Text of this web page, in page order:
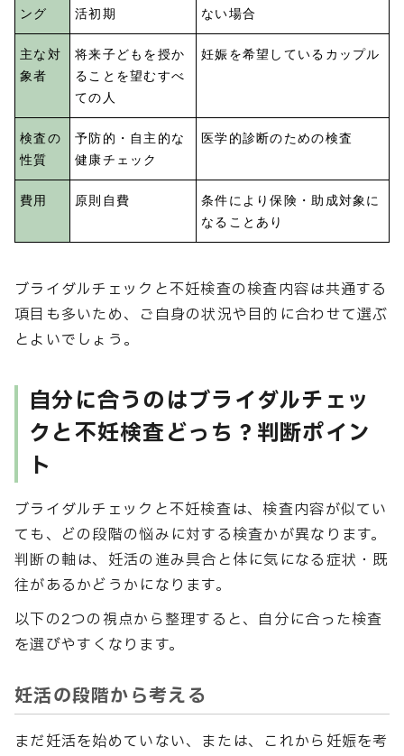
ング
活初期
ない場合
主な対
象者
将来子どもを授か
ることを望むすべ
ての人
妊娠を希望しているカップル
検査の
性質
予防的・自主的な
健康チェック
医学的診断のための検査
費用 原則自費
条件により保険・助成対象に
なることあり
ブライダルチェックと不妊検査の検査内容は共通する
項目も多いため、ご自身の状況や目的に合わせて選ぶ
とよいでしょう。
自分に合うのはブライダルチェッ
クと不妊検査どっち？判断ポイン
ト
ブライダルチェックと不妊検査は、検査内容が似てい
ても、どの段階の悩みに対する検査かが異なります。
判断の軸は、妊活の進み具合と体に気になる症状・既
往があるかどうかになります。
以下の2つの視点から整理すると、自分に合った検査
を選びやすくなります。
妊活の段階から考える
まだ妊活を始めていない、または、これから妊娠を考